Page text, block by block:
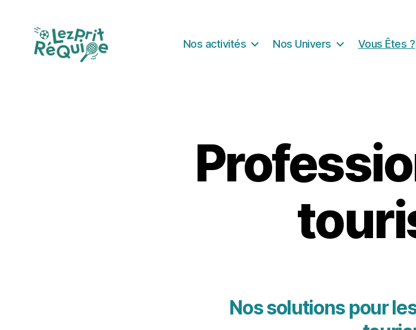
Nos activités Nos Univers Vous Êtes ?
Nos solutions pour